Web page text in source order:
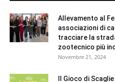
Allevamento al
associazioni di
tracciare la
zootecnico più
Novembre 21, 2024
Il Gioco di Scaglie